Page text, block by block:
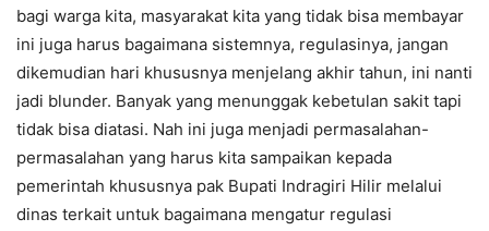
bagi warga kita, masyarakat kita yang tidak bisa membayar
ini juga harus bagaimana sistemnya, regulasinya, jangan
dikemudian hari khususnya menjelang akhir tahun, ini nanti
jadi blunder. Banyak yang menunggak kebetulan sakit tapi
tidak bisa diatasi. Nah ini juga menjadi permasalahan-
permasalahan yang harus kita sampaikan kepada
pemerintah khususnya pak Bupati Indragiri Hilir melalui
dinas terkait untuk bagaimana mengatur regulasi